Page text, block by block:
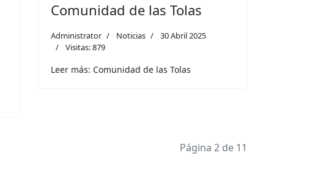
Comunidad de las Tolas
Administrator Noticias
30 Abril 2025
Visitas: 879
Leer más: Comunidad de las Tolas
Página 2 de 11